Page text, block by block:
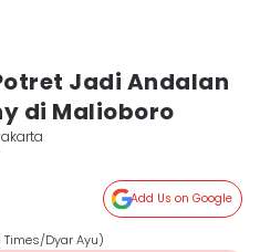
Jadi Andalan
di Malioboro
Add Us on Google
Times/Dyar Ayu)